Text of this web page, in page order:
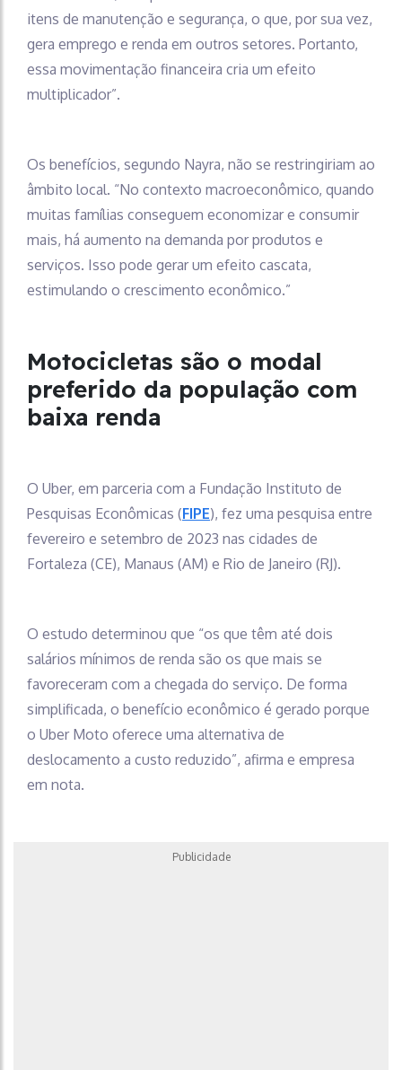
itens de manutenção e segurança, o que, por sua vez,
gera emprego e renda em outros setores. Portanto,
essa movimentação financeira cria um efeito
multiplicador”.
Os benefícios, segundo Nayra, não se restringiriam ao
âmbito local. “No contexto macroeconômico, quando
muitas famílias conseguem economizar e consumir
mais, há aumento na demanda por produtos e
serviços. Isso pode gerar um efeito cascata,
estimulando o crescimento econômico.”
Motocicletas são o modal
preferido da população com
baixa renda
O Uber, em parceria com a Fundação Instituto de
Pesquisas Econômicas (FIPE), fez uma pesquisa entre
fevereiro e setembro de 2023 nas cidades de
Fortaleza (CE), Manaus (AM) e Rio de Janeiro (RJ).
O estudo determinou que “os que têm até dois
salários mínimos de renda são os que mais se
favoreceram com a chegada do serviço. De forma
simplificada, o benefício econômico é gerado porque
o Uber Moto oferece uma alternativa de
deslocamento a custo reduzido”, afirma e empresa
em nota.
Publicidade